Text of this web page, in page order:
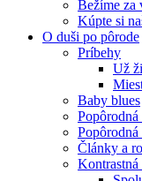
Bežíme za
Kúpte si
O duši po pôrode
Príbehy
Už
Baby blues
Popôrodná
Články a
Kontrastná